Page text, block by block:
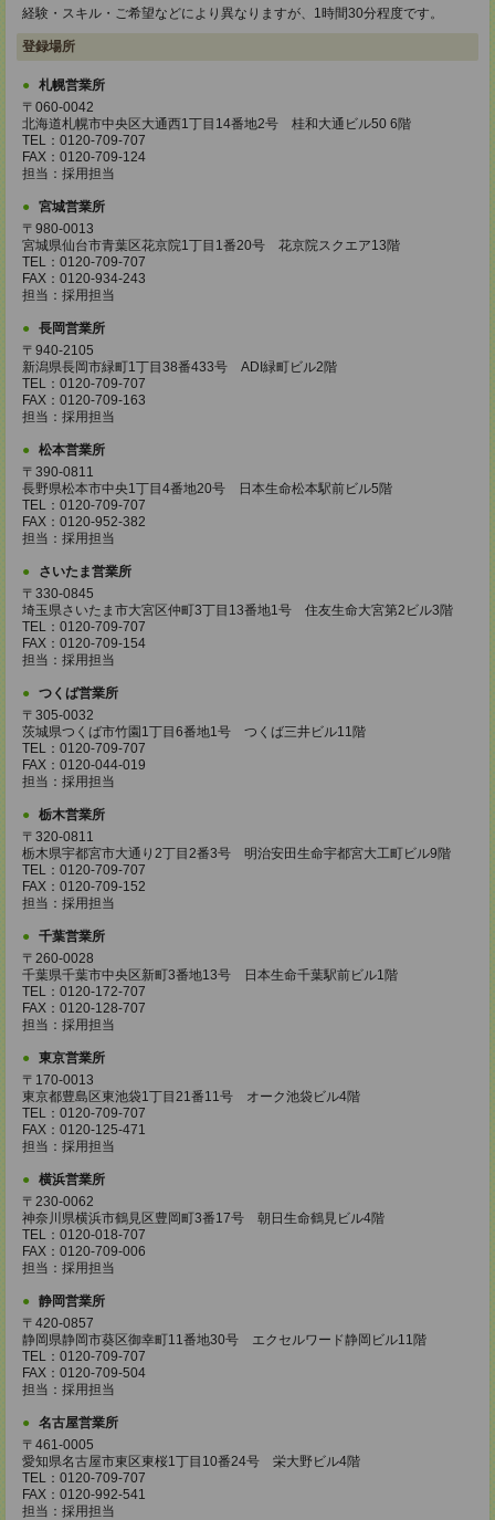
経験・スキル・ご希望などにより異なりますが、1時間30分程度です。
登録場所
札幌営業所
〒060-0042
北海道札幌市中央区大通西1丁目14番地2号 桂和大通ビル50 6階
TEL：0120-709-707
FAX：0120-709-124
担当：採用担当
宮城営業所
〒980-0013
宮城県仙台市青葉区花京院1丁目1番20号 花京院スクエア13階
TEL：0120-709-707
FAX：0120-934-243
担当：採用担当
長岡営業所
〒940-2105
新潟県長岡市緑町1丁目38番433号 ADI緑町ビル2階
TEL：0120-709-707
FAX：0120-709-163
担当：採用担当
松本営業所
〒390-0811
長野県松本市中央1丁目4番地20号 日本生命松本駅前ビル5階
TEL：0120-709-707
FAX：0120-952-382
担当：採用担当
さいたま営業所
〒330-0845
埼玉県さいたま市大宮区仲町3丁目13番地1号 住友生命大宮第2ビル3階
TEL：0120-709-707
FAX：0120-709-154
担当：採用担当
つくば営業所
〒305-0032
茨城県つくば市竹園1丁目6番地1号 つくば三井ビル11階
TEL：0120-709-707
FAX：0120-044-019
担当：採用担当
栃木営業所
〒320-0811
栃木県宇都宮市大通り2丁目2番3号 明治安田生命宇都宮大工町ビル9階
TEL：0120-709-707
FAX：0120-709-152
担当：採用担当
千葉営業所
〒260-0028
千葉県千葉市中央区新町3番地13号 日本生命千葉駅前ビル1階
TEL：0120-172-707
FAX：0120-128-707
担当：採用担当
東京営業所
〒170-0013
東京都豊島区東池袋1丁目21番11号 オーク池袋ビル4階
TEL：0120-709-707
FAX：0120-125-471
担当：採用担当
横浜営業所
〒230-0062
神奈川県横浜市鶴見区豊岡町3番17号 朝日生命鶴見ビル4階
TEL：0120-018-707
FAX：0120-709-006
担当：採用担当
静岡営業所
〒420-0857
静岡県静岡市葵区御幸町11番地30号 エクセルワード静岡ビル11階
TEL：0120-709-707
FAX：0120-709-504
担当：採用担当
名古屋営業所
〒461-0005
愛知県名古屋市東区東桜1丁目10番24号 栄大野ビル4階
TEL：0120-709-707
FAX：0120-992-541
担当：採用担当